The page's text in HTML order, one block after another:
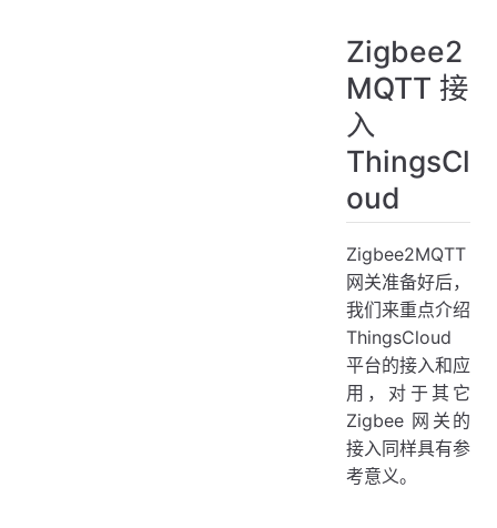
Zigbee2
MQTT 接
入
ThingsCl
oud
Zigbee2MQTT
网关准备好后，
我们来重点介绍
ThingsCloud
平台的接入和应
用，对于其它
Zigbee 网关的
接入同样具有参
考意义。